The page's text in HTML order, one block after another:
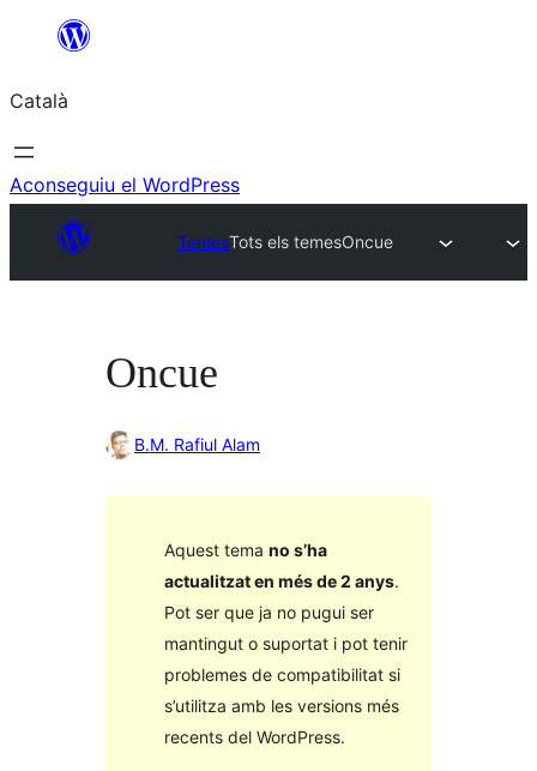
contingut
Català
Aconseguiu el WordPress
TemesTots els temesOncue
Oncue
B.M. Rafiul Alam
Aquest tema no s’ha
actualitzat en més de 2 anys.
Pot ser que ja no pugui ser
mantingut o suportat i pot tenir
problemes de compatibilitat si
s’utilitza amb les versions més
recents del WordPress.